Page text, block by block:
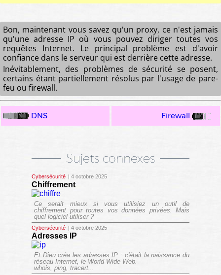
Sujets connexes
Cybersécurité | 4 octobre 2025
Chiffrement
Ce serait mieux si vous utilisiez un outil de
chiffrement pour toutes vos données privées. Mais
quel logiciel utiliser ?
Cybersécurité | 4 octobre 2025
Adresses IP
Et Dieu créa les adresses IP : c'était la naissance du
réseau Internet, le World Wide Web.
whois, ping, tracert...
Bon, maintenant vous savez qu'un proxy, ce n'est jamais
qu'une adresse IP où vous pouvez diriger toutes vos
requêtes Internet. Le principal problème est d'avoir
confiance dans le serveur qui est derrière cette adresse.
Inévitablement, des problèmes de sécurité se posent,
certains étant partiellement résolus par l'usage de pare-
feu ou firewall.
DNS Firewall